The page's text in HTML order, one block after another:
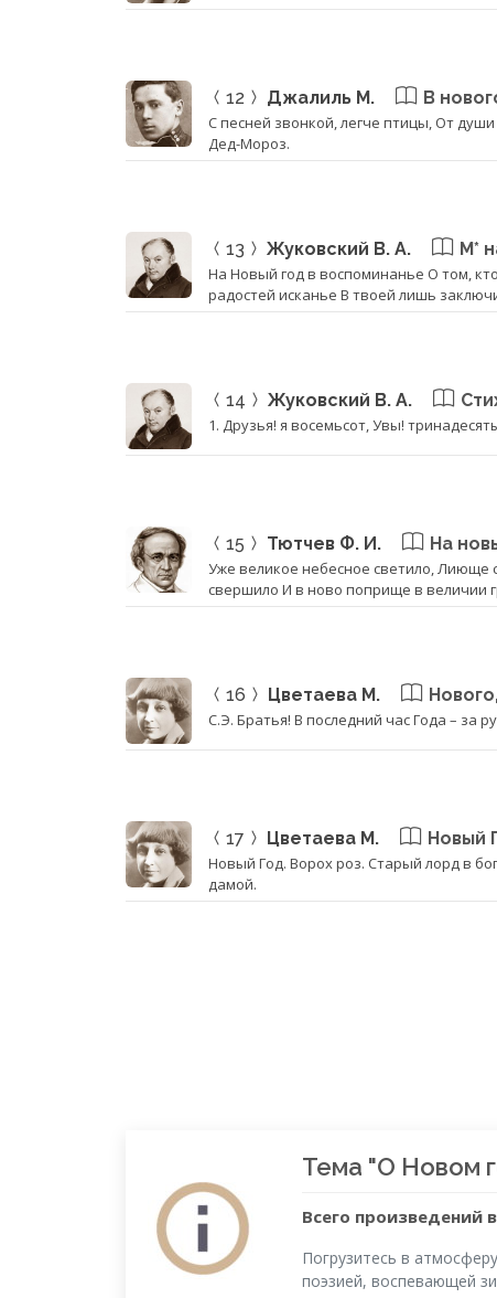
12 Джалиль М. В
С песней звонкой, легче птицы, От
Дед-Мороз.
13 Жуковский В. А. М*
На Новый год в воспоминанье О том,
радостей исканье В твоей лишь
14 Жуковский В. А.
1. Друзья! я восемьсот, Увы!
15 Тютчев Ф. И. На
Уже великое небесное светило, Лиюще
свершило И в ново поприще в величии
16 Цветаева М.
С.Э. Братья! В последний час Года – за
17 Цветаева М. Новый
Новый Год. Ворох роз. Старый лорд в
дамой.
Тема "О Новом
Всего произведений
Погрузитесь в
поэзией, воспевающей